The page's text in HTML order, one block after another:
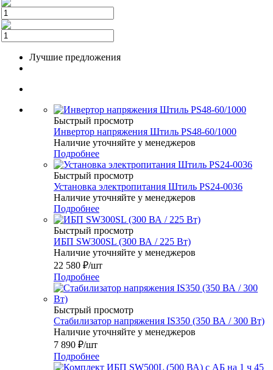
Лучшие предложения
Быстрый просмотр
Инвертор напряжения Штиль PS48-60/1000
Наличие уточняйте у менеджеров
Подробнее
Быстрый просмотр
Установка электропитания Штиль PS24-0036
Наличие уточняйте у менеджеров
Подробнее
Быстрый просмотр
ИБП SW300SL (300 ВА / 225 Вт)
Наличие уточняйте у менеджеров
22 580 ₽/шт
Подробнее
Быстрый просмотр
Стабилизатор напряжения IS350 (350 ВА / 300 Вт)
Наличие уточняйте у менеджеров
7 890 ₽/шт
Подробнее